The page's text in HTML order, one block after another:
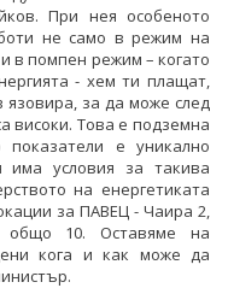
При нея особеното
не само в режим на
в помпен режим – когато
- хем ти плащат,
за да може след
високи. Това е подземна
е уникално
условия за такива
на енергетиката
за ПАВЕЦ - Чаира 2,
10. Оставяме на
кога и как може да